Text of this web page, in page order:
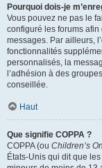
Pourquoi dois-je
Vous pouvez ne pas le
configuré les forums afin
messages. Par ailleurs,
fonctionnalités
personnalisés, la
l’adhésion à des
conseillée.
Haut
Que signifie COPPA ?
COPPA (ou Children’s
États-Unis qui dit que